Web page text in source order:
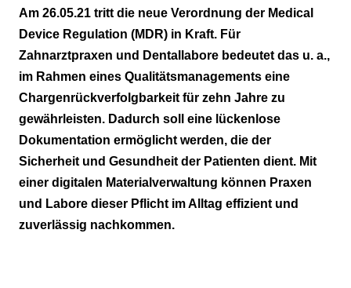
Wawibox Pro: Lückenlose Dokumentation
dank Chargenetiketten
Digitale Erfassung von Vorkommnissen
Am 26.05.21 tritt die neue Verordnung der Medical
Device Regulation (MDR) in Kraft. Für
Zahnarztpraxen und Dentallabore bedeutet das u. a.,
im Rahmen eines Qualitätsmanagements eine
Chargenrückverfolgbarkeit für zehn Jahre zu
gewährleisten. Dadurch soll eine lückenlose
Dokumentation ermöglicht werden, die der
Sicherheit und Gesundheit der Patienten dient. Mit
einer digitalen Materialverwaltung können Praxen
und Labore dieser Pflicht im Alltag effizient und
zuverlässig nachkommen.